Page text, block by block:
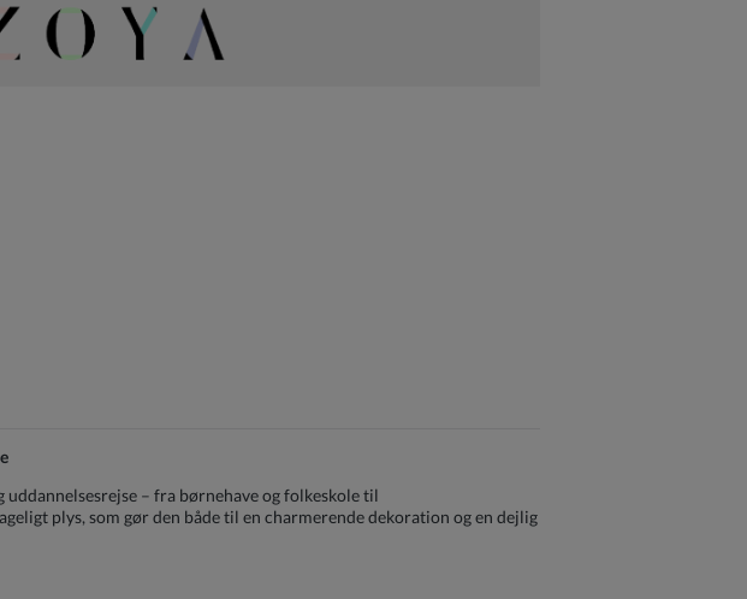
– fra børnehave og folkeskole til
plys, som gør den både til en charmerende dekoration og en dejlig